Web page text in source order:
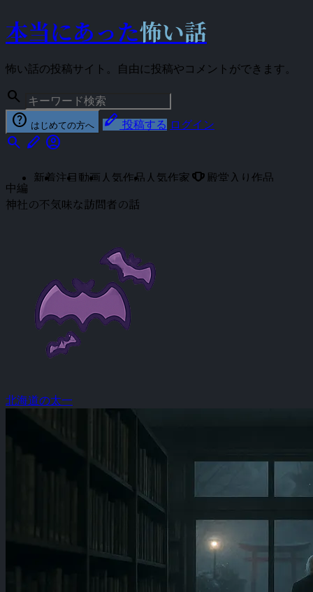
本当にあった怖い話
怖い話の投稿サイト。自由に投稿やコメントができます。
search
help はじめての方へ stylus 投稿する ログイン
search stylus account_circle
新着 注目 動画 人気作品 人気作家 emoji_events 殿堂入り作品
中編
神社の不気味な訪問者の話
北海道の太一